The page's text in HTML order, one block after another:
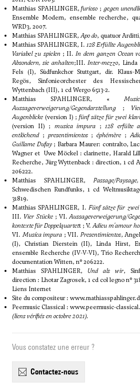
Matthias SPAHLINGER,furioso ; gegen
Ensemble Modern, ensemble recherche,
WRD3, 2007.
Matthias SPAHLINGER,Apo do, quatuor
Matthias SPAHLINGER, I. 128 Erfüllte
Variabel zu spielen ; II.In dem ganzen Ocean
Absondern, sie anhalten;III.Inter-mezzo, Linda
Fels (I), Südfunkchor Stuttgart, dir. Klaus-
Regös, Sinfonieorchester des
Wyttenbach (III), 1 cd Wergo 6513-2.
Matthias SPAHLINGER, «
Aussageverweigerung/Gegendarstellung ;
Augenblicke (version I) ; fünf sätze für zwei
(version II) ; musica impura ;128 erfülte
entlöchend; presentimientos;éphémère ;
Guillame Dufay; Barbara Maurer: contralto,
Wagner et Uwe Möckel : clarinette, Harald
Recherche, Jürg Wyttenback : direction, 1 cd
206222.
Matthias SPAHLINGER,Passage/Paysage,
Schwedischen Rundfunks, 1 cd
31819.
Matthias SPAHLINGER, I. Fünf sätze für
III. Vier Stücke; VI.Aussageverweigerung/
kontexte für Doppelquartett ; V.Adieu m'amour
VI. Musíca impura ; VII.Presentimientos,
(I), Christian Dierstein (II), Linda Hirst,
ensemble Recherche (IV-V-VI), Trio
documentation Witten, n° 206222.
Matthias SPAHLINGER, Und als wir,
direction : Lhotar Zagrosek, 1 cd col legno n°
Liens Internet
Site du compositeur :
Peermusic Classical : www.peermusic-
(liens vérifiés en octobre 2021).
Vous constatez une erreur ?
contactez-nous